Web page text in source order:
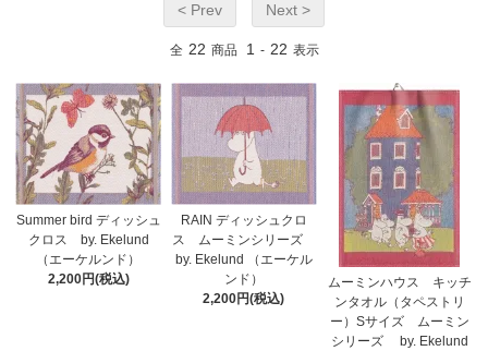
< Prev Next >
全 22 商品 1 - 22 表示
Summer bird ディッシュ
クロス by. Ekelund
（エーケルンド）
2,200円(税込)
RAIN ディッシュクロ
ス ムーミンシリーズ
by. Ekelund （エーケル
ンド）
2,200円(税込)
ムーミンハウス キッチ
ンタオル（タペストリ
ー）Sサイズ ムーミン
シリーズ by. Ekelund